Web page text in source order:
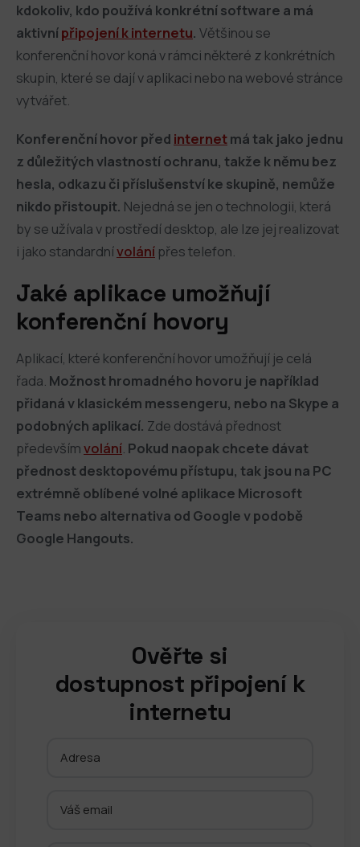
kdokoliv, kdo používá konkrétní software a má
aktivnípřipojení k internetu. Většinou se
konferenční hovor koná v rámci některé z konkrétních
skupin, které se dají v aplikaci nebo na webové stránce
vytvářet.
Konferenční hovor před internetmá tak jako jednu
z důležitých vlastností ochranu, takže k němu bez
hesla, odkazu či příslušenství ke skupině, nemůže
nikdo přistoupit. Nejedná se jen o technologii, která
by se užívala v prostředí desktop, ale lze jej realizovat
i jako standardnívolání přes telefon.
Jaké aplikace umožňují
konferenční hovory
Aplikací, které konferenční hovor umožňují je celá
řada. Možnost hromadného hovoru je například
přidaná v klasickém messengeru, nebo na Skype a
podobných aplikací. Zde dostává přednost
předevšímvolání Pokud naopak chcete dávat
přednost desktopovému přístupu, tak jsou na PC
extrémně oblíbené volné aplikace Microsoft
Teams nebo alternativa od Google v podobě
Google Hangouts.
Ověřte si
dostupnost připojení k
internetu